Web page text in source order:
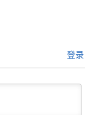
登录